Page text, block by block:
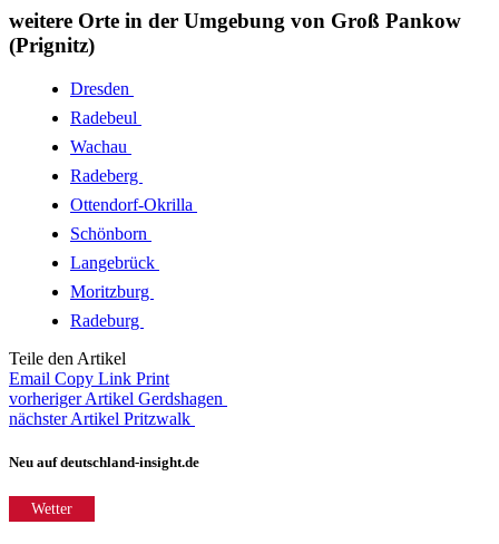
weitere Orte in der Umgebung von Groß Pankow
(Prignitz)
Dresden
Radebeul
Wachau
Radeberg
Ottendorf-Okrilla
Schönborn
Langebrück
Moritzburg
Radeburg
Teile den Artikel
Email Copy Link Print
vorheriger Artikel Gerdshagen
nächster Artikel Pritzwalk
Neu auf deutschland-insight.de
Wetter